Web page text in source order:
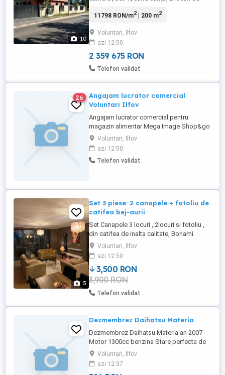
10
: 65mp Livingul , diningul si bucataria
toaleta de oaspeti. - Etajul 1 : 80 mp , 3
dormitoare , cu 2 bai. - Mansarda : 65 mp
open ...
11798 RON/m2| 200 m2
Voluntari, Ilfov
azi 12:50
2 359 675 RON
Telefon validat
26
Angajam lucrator comercial
Voluntari Ilfov
Angajam lucrator comercial pentru
magazin alimentar Mega Image Shop&go
in Voluntari.
Voluntari, Ilfov
azi 12:50
Telefon validat
5
Set 3 piese: 2 canapele + fotoliu de
catifea bej-aurii
Set Canapele 3 locuri , 2locuri si fotoliu ,
din catifea de inalta calitate, Bonami.
Alegere practică, dar mai ales estetică
pentru a da contur unui living de vis.
Modernitate și bun gust, dar și eleganța și
calitatea se împletesc pentru un produs
de impact care să asigure o amenajare
frumoasă ...
Voluntari, Ilfov
azi 12:50
3,500 RON
3,900 RON
Telefon validat
Dezmembrez Daihatsu Materia
Dezmembrez Daihatsu Materia an 2007
Motor 1300cc benzina Stare perfecta de
functionare.
Voluntari, Ilfov
azi 12:37